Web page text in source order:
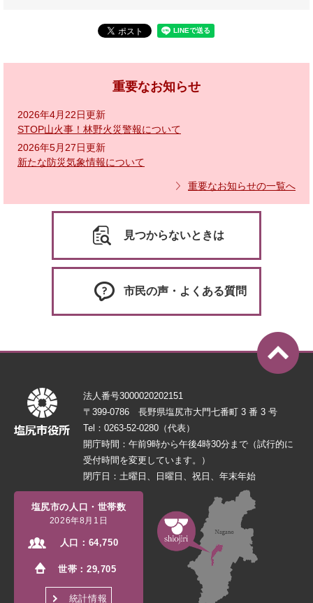
重要なお知らせ
2026年4月22日更新
STOP山火事！林野火災警報について
2026年5月27日更新
新たな防災気象情報について
重要なお知らせの一覧へ
見つからないときは
市民の声・よくある質問
法人番号3000020202151
〒399-0786 長野県塩尻市大門七番町 3 番 3 号
Tel：0263-52-0280（代表）
開庁時間：午前9時から午後4時30分まで（試行的に
受付時間を変更しています。）
閉庁日：土曜日、日曜日、祝日、年末年始
塩尻市の人口・世帯数
2026年8月1日
人口： 64,750
世帯：29,705
統計情報